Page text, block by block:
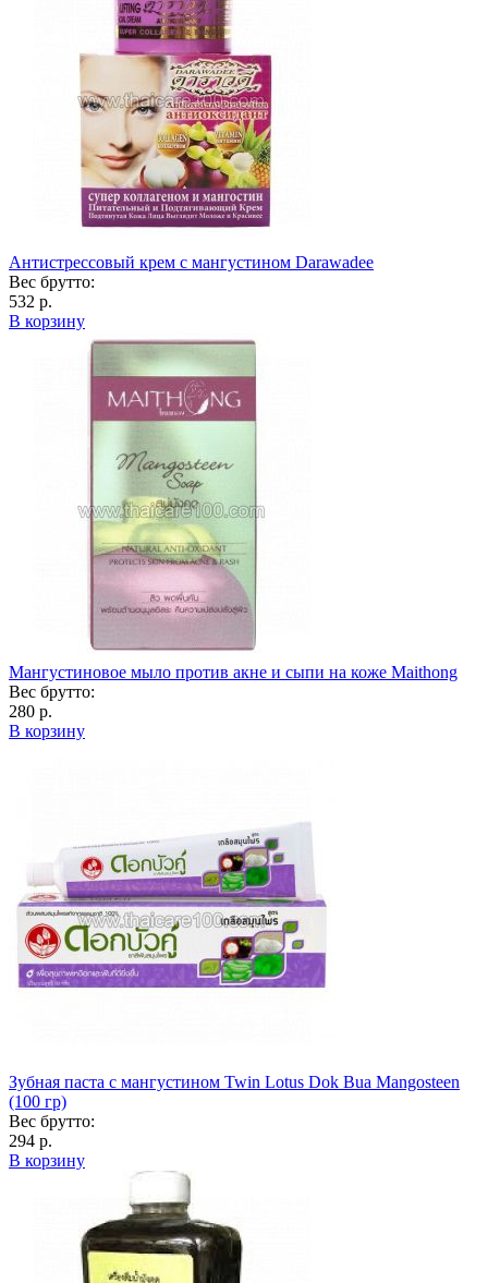
Антистрессовый крем с мангустином Darawadee
Вес брутто:
532 р.
В корзину
Мангустиновое мыло против акне и сыпи на коже Maithong
Вес брутто:
280 р.
В корзину
Зубная паста с мангустином Twin Lotus Dok Bua Mangosteen
(100 гр)
Вес брутто:
294 р.
В корзину